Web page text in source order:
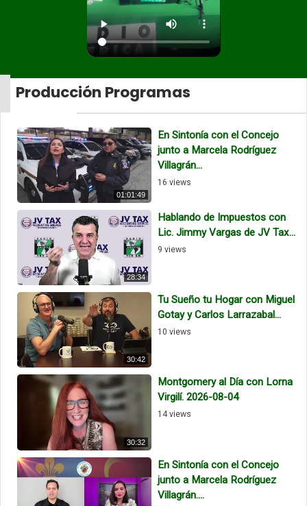
Producción Programas
01:01:49
En Sintonía con el Concejo
junto a Marcela Rodríguez
Villagrán...
16 views
28:34
Hablando de Impuestos con
Lic. Jimmy Vargas de JV Tax...
9 views
30:42
Tu Sueño tu Hogar con Miguel
Gotay y Carlos Larrazabal...
10 views
30:32
Montgomery al Día con Lorna
Virgilí. 2026-08-04
14 views
En Sintonía con el Concejo
junto a Marcela Rodríguez
Villagrán....